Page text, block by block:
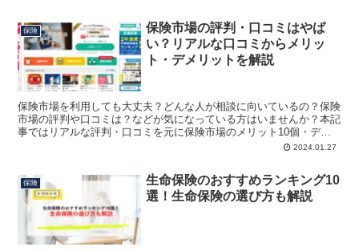
保険
保険市場の評判・口コミはやば
い？リアルな口コミからメリッ
ト・デメリットを解説
保険市場を利用しても大丈夫？どんな人が相談に向いているの？保険
市場の評判や口コミは？などが気になっている方はいませんか？本記
事ではリアルな評判・口コミを元に保険市場のメリット10個・デメ
リット3つを解説します。記事を読むことで保険市場を利用する際の
2024.01.27
保険
生命保険のおすすめランキング10
選！生命保険の選び方も解説